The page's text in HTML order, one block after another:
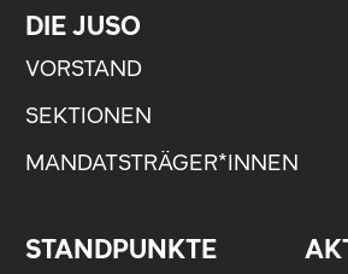
DIE JUSO
VORSTAND
SEKTIONEN
MANDATSTRÄGER*IN­NEN
STANDPUNKTE